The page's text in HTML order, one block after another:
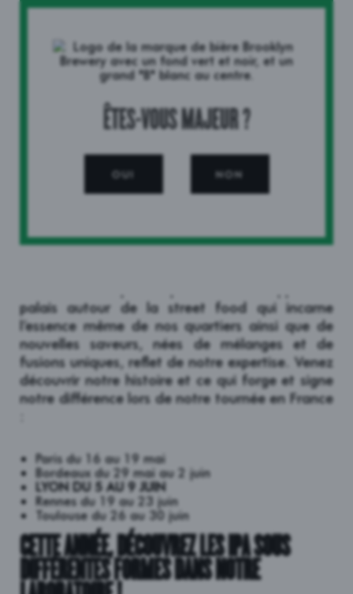
ÊTES-VOUS MAJEUR ?
OUI NON
LA BROOKLYN EXPERIENCE FAIT SON GRAND
Vivez partout en France quelques jours au
palais autour de la street food qui incarne
l’essence même de nos quartiers ainsi que de
nouvelles saveurs, nées de mélanges et de
fusions uniques, reflet de notre expertise. Venez
découvrir notre histoire et ce qui forge et signe
notre différence lors de notre tournée en France
Paris du 16 au 19 mai
Bordeaux du 29 mai au 2 juin
LYON DU 5 AU 9 JUIN
Rennes du 19 au 23 juin
Toulouse du 26 au 30 juin
CETTE ANNÉE, DÉCOUVREZ LES IPA SOUS
DIFFÉRENTES FORMES DANS NOTRE